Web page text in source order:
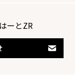
ーとZR